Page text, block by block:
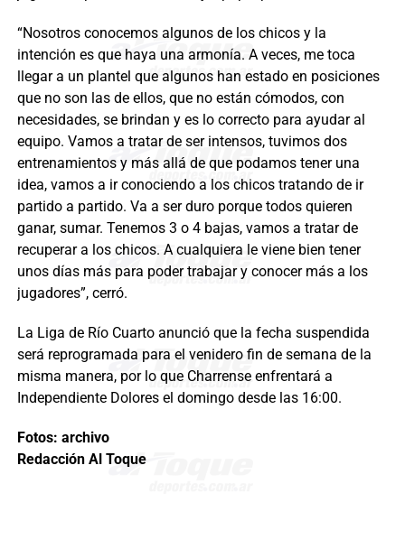
“Nosotros conocemos algunos de los chicos y la
intención es que haya una armonía. A veces, me toca
llegar a un plantel que algunos han estado en posiciones
que no son las de ellos, que no están cómodos, con
necesidades, se brindan y es lo correcto para ayudar al
equipo. Vamos a tratar de ser intensos, tuvimos dos
entrenamientos y más allá de que podamos tener una
idea, vamos a ir conociendo a los chicos tratando de ir
partido a partido. Va a ser duro porque todos quieren
ganar, sumar. Tenemos 3 o 4 bajas, vamos a tratar de
recuperar a los chicos. A cualquiera le viene bien tener
unos días más para poder trabajar y conocer más a los
jugadores”, cerró.
La Liga de Río Cuarto anunció que la fecha suspendida
será reprogramada para el venidero fin de semana de la
misma manera, por lo que Charrense enfrentará a
Independiente Dolores el domingo desde las 16:00.
Fotos: archivo
Redacción Al Toque